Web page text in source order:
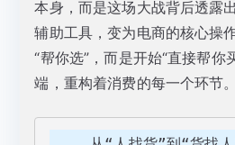
本身，而是这场大战背后透露
辅助工具，变为电商的核心操
“帮你选”，而是开始“直接帮你
端，重构着消费的每一个环节。